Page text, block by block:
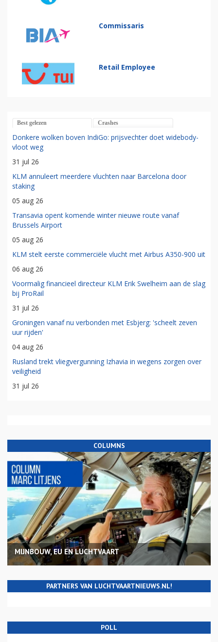
Commissaris
Retail Employee
Best gelezen Crashes
Donkere wolken boven IndiGo: prijsvechter doet widebody-
vloot weg
31 jul 26
KLM annuleert meerdere vluchten naar Barcelona door
staking
05 aug 26
Transavia opent komende winter nieuwe route vanaf
Brussels Airport
05 aug 26
KLM stelt eerste commerciële vlucht met Airbus A350-900 uit
06 aug 26
Voormalig financieel directeur KLM Erik Swelheim aan de slag
bij ProRail
31 jul 26
Groningen vanaf nu verbonden met Esbjerg: 'scheelt zeven
uur rijden'
04 aug 26
Rusland trekt vliegvergunning Izhavia in wegens zorgen over
veiligheid
31 jul 26
COLUMNS
MIJNBOUW, EU EN LUCHTVAART
PARTNERS VAN LUCHTVAARTNIEUWS.NL!
POLL